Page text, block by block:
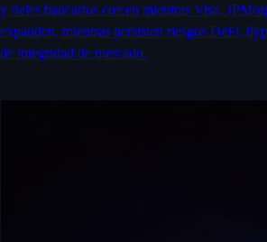
y rieles bancarios crecen mientras Visa,
expanden, mientras persisten riesgos DeFi,
de integridad de mercado.